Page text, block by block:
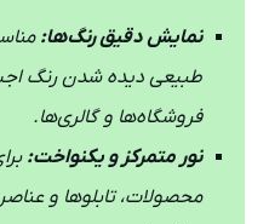
نمایش دقیق رنگ‌ها:
طبیعی دیده شدن رنگ
فروشگاه‌ها و گالری‌ها.
نور متمرکز و یکنواخت:
محصولات، تابلوها و عناصر